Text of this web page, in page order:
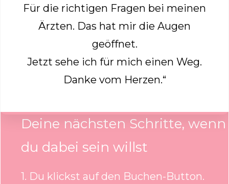
Für die richtigen Fragen bei meinen
Ärzten. Das hat mir die Augen
geöffnet.
Jetzt sehe ich für mich einen Weg.
Danke vom Herzen.“
Deine nächsten Schritte, wenn
du dabei sein willst
1. Du klickst auf den Buchen-Button.